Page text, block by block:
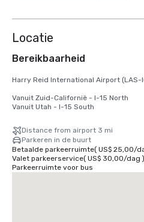
Locatie
Bereikbaarheid
Harry Reid International Airport (LAS-
Vanuit Zuid-Californië - I-15 North
Vanuit Utah - I-15 South
Distance from airport 3 mi
Parkeren in de buurt
Betaalde parkeerruimte( US$ 25,00/
Valet parkeerservice( US$ 30,00/dag )
Parkeerruimte voor bus